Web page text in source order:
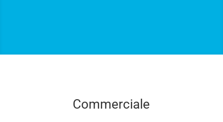
Commerciale